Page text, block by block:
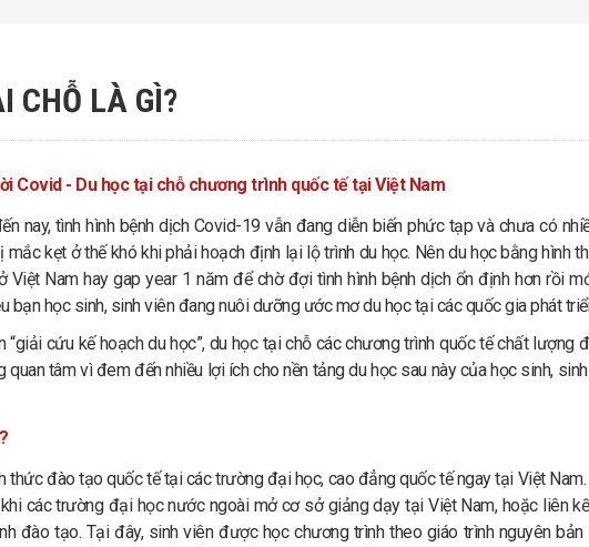
CHỖ LÀ GÌ?
Covid - Du học tại chỗ chương trình quốc tế tại Việt Nam
nay, tình hình bệnh dịch Covid-19 vẫn đang diễn biến phức tạp và chưa có
mắc kẹt ở thế khó khi phải hoạch định lại lộ trình du học. Nên du học bằng hình
Việt Nam hay gap year 1 năm để chờ đợi tình hình bệnh dịch ổn định hơn rồi
bạn học sinh, sinh viên đang nuôi dưỡng ước mơ du học tại các quốc gia phát
“giải cứu kế hoạch du học”, du học tại chỗ các chương trình quốc tế chất
quan tâm vì đem đến nhiều lợi ích cho nền tảng du học sau này của học sinh,
thức đào tạo quốc tế tại các trường đại học, cao đẳng quốc tế ngay tại Việt
các trường đại học nước ngoài mở cơ sở giảng dạy tại Việt Nam, hoặc liên
đào tạo. Tại đây, sinh viên được học chương trình theo giáo trình nguyên